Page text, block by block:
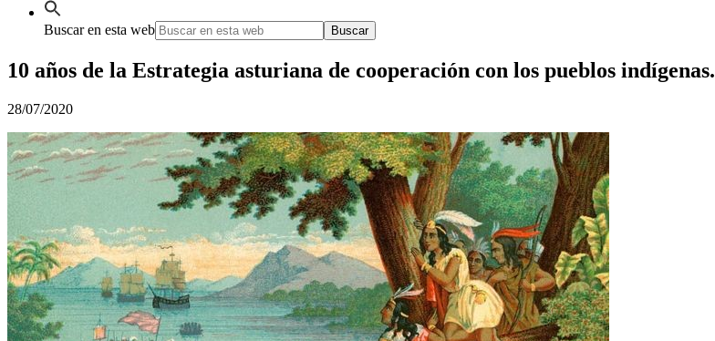
Buscar en esta web
10 años de la Estrategia asturiana de cooperación con los pueblos indígenas.
28/07/2020